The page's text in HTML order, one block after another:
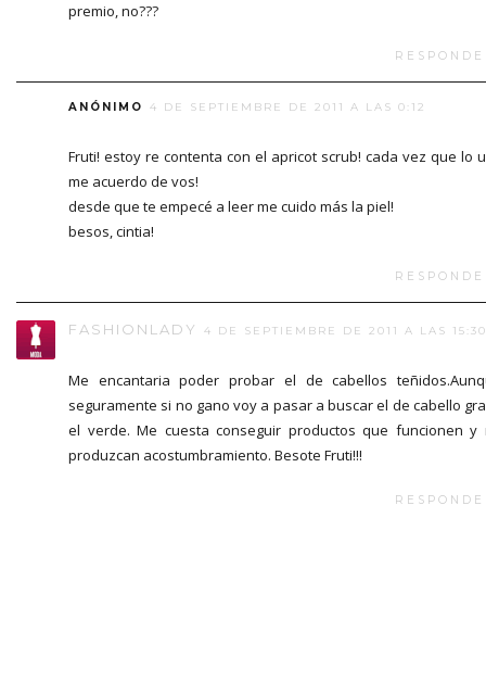
premio, no???
ANÓNIMO 4 DE SEPTIEMBRE DE 2011 A LAS 0:12
Fruti! estoy re contenta con el apricot scrub! cada vez que lo
me acuerdo de vos!
desde que te empecé a leer me cuido más la piel!
besos, cintia!
FASHIONLADY 4 DE SEPTIEMBRE DE 2011 A LAS 15:30
Me encantaria poder probar el de cabellos
seguramente si no gano voy a pasar a buscar el de cabello
el verde. Me cuesta conseguir productos que funcionen y
produzcan acostumbramiento. Besote Fruti!!!